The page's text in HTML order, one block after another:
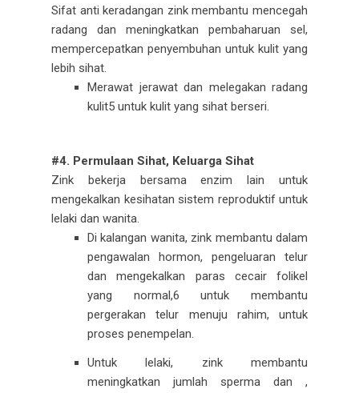
Sifat anti keradangan zink membantu mencegah
radang dan meningkatkan pembaharuan sel,
mempercepatkan penyembuhan untuk kulit yang
lebih sihat.
Merawat jerawat dan melegakan radang
kulit5 untuk kulit yang sihat berseri.
#4. Permulaan Sihat, Keluarga Sihat
Zink bekerja bersama enzim lain untuk
mengekalkan kesihatan sistem reproduktif untuk
lelaki dan wanita.
Di kalangan wanita, zink membantu dalam
pengawalan hormon, pengeluaran telur
dan mengekalkan paras cecair folikel
yang normal,6 untuk membantu
pergerakan telur menuju rahim, untuk
proses penempelan.
Untuk lelaki, zink membantu
meningkatkan jumlah sperma dan ,